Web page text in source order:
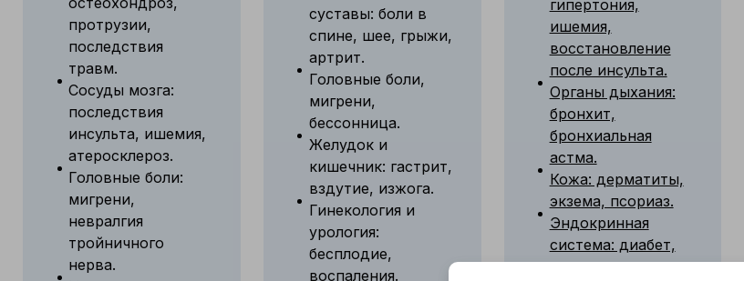
протрузии,
последствия
травм.
Сосуды мозга:
последствия
инсульта, ишемия,
атеросклероз.
Головные боли:
мигрени,
невралгия
тройничного
нерва.
суставы: боли в
спине, шее, грыжи,
артрит.
Головные боли,
мигрени,
бессонница.
Желудок и
кишечник: гастрит,
вздутие, изжога.
Гинекология и
урология:
бесплодие,
воспаления.
гипертония,
ишемия,
восстановление
после инсульта.
Органы дыхания:
бронхит,
бронхиальная
астма.
Кожа: дерматиты,
экзема, псориаз.
Эндокринная
система: диабет,
ожирение,